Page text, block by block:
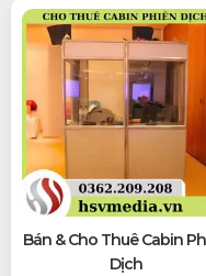
Bán & Cho Thuê Cabin
Dịch